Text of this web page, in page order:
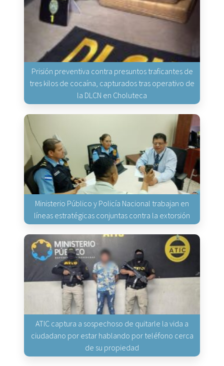
Prisión preventiva contra presuntos traficantes de
tres kilos de cocaína, capturados tras operativo de
la DLCN en Choluteca
Ministerio Público y Policía Nacional trabajan en
líneas estratégicas conjuntas contra la extorsión
ATIC captura a sospechoso de quitarle la vida a
ciudadano por estar hablando por teléfono cerca
de su propiedad